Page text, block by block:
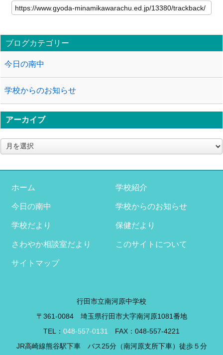
ブログカテゴリー
今日の南中
学校からのお知らせ
アーカイブ
ア
ー
イ
ホーム 学校紹介
今日の南中 学校からのお知らせ
学校だより 保健だより
さわやか相談室だより このサイトについて
サイトマップ
行田市立南河原中学校
〒361-0084 埼玉県行田市大字南河原1081番地
TEL： 048-557-0131
FAX：048-557-4221
JR高崎線熊谷駅下車 バス25分（南河原支所下車）徒歩５分